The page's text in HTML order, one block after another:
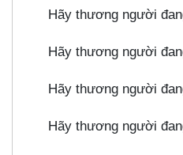
Hãy thương người
Hãy thương người
Hãy thương người
Hãy thương người